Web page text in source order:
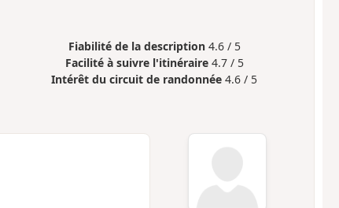
Fiabilité de la description 4.6 / 5
Facilité à suivre l'itinéraire 4.7 / 5
Intérêt du circuit de randonnée 4.6 / 5